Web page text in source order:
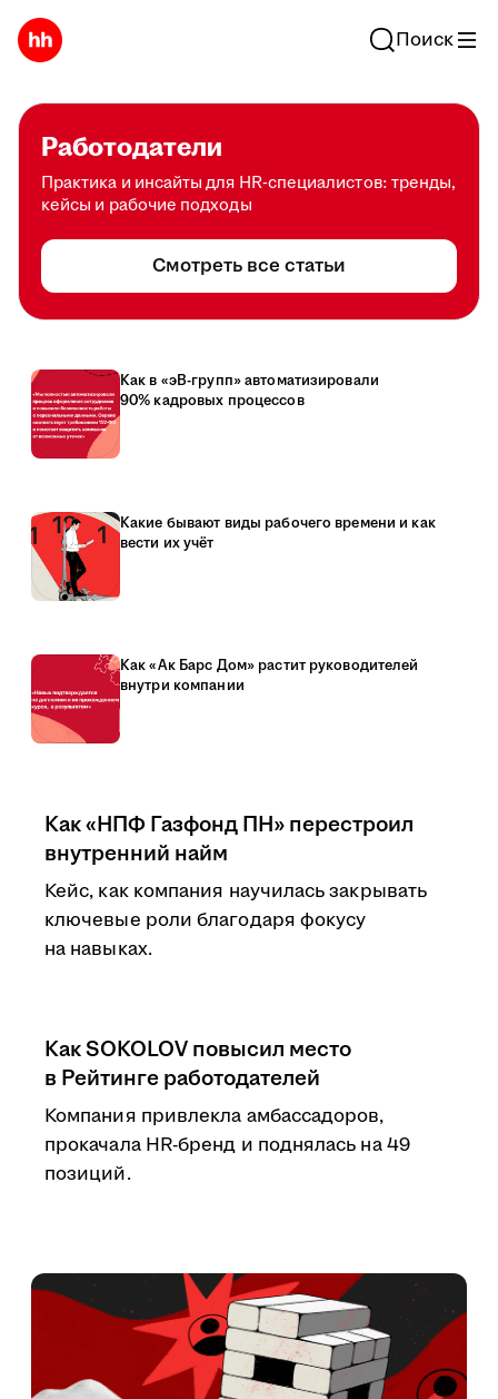
Поиск
Работодатели
Практика и инсайты для HR-специалистов: тренды,
кейсы и рабочие подходы
Смотреть все статьи
Как в «эВ-групп» автоматизировали
90% кадровых процессов
Какие бывают виды рабочего времени и как
вести их учёт
Как «Ак Барс Дом» растит руководителей
внутри компании
Как «НПФ Газфонд ПН» перестроил
внутренний найм
Кейс, как компания научилась закрывать
ключевые роли благодаря фокусу
на навыках.
Как SOKOLOV повысил место
в Рейтинге работодателей
Компания привлекла амбассадоров,
прокачала HR-бренд и поднялась на 49
позиций.